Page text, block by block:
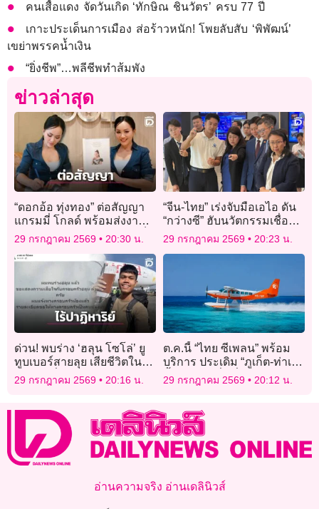
คนเสื้อแดง จัดวันเกิด ‘ทักษิณ ชินวัตร’ ครบ 77 ปี
เกาะประเด็นการเมือง ส่อร้าวหนัก! โพยลับสับ ‘พิพัฒน์’
เขย่าพรรคน้ำเงิน
“ยิ่งชีพ”…พลีชีพทำส้มพัง
ข่าวล่าสุด
“ดอกอ้อ ทุ่งทอง” ต่อสัญญา
แกรมมี่ โกลด์ พร้อมส่งงาน
เพลงใหม่แทนคำขอบคุณเร็ว
29 กรกฎาคม 2569 20:30 น.
“จีน-ไทย” เร่งจับมือเอไอ ดัน
“กว่างซี” ฮับนวัตกรรมเชื่อม
อาเซียน
29 กรกฎาคม 2569 20:23 น.
ด่วน! พบร่าง ‘ฮลุน โซโล่’ ยู
ทูบเบอร์สายลุย เสียชีวิตใน
ห้องพักที่จอร์เจีย
29 กรกฎาคม 2569 20:16 น.
ต.ค.นี้ “ไทย ซีเพลน” พร้อม
บริการ ประเดิม “ภูเก็ต-ท่าเรือ
น้ำลึก-กระบี่” เริ่ม 4-5 พัน
บาท/คน/เที่ยว
29 กรกฎาคม 2569 20:12 น.
อ่านความจริง อ่านเดลินิวส์